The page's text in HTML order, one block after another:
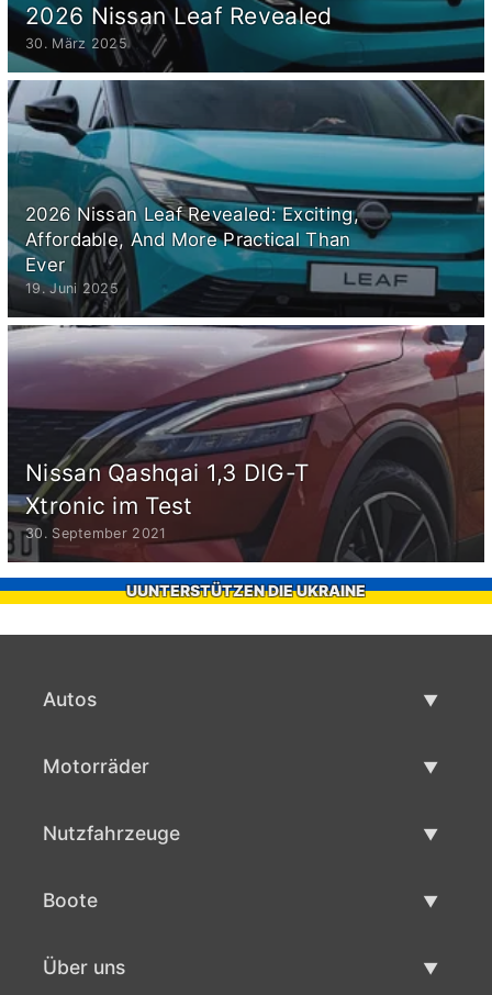
2026 Nissan Leaf Revealed
30. März 2025
2026 Nissan Leaf Revealed: Exciting,
Affordable, And More Practical Than
Ever
19. Juni 2025
Nissan Qashqai 1,3 DIG-T
Xtronic im Test
30. September 2021
UUNTERSTÜTZEN DIE UKRAINE
Autos
Motorräder
Nutzfahrzeuge
Boote
Über uns